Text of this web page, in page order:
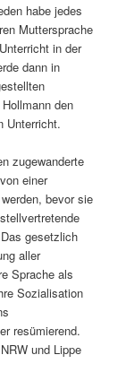
habe jedes
Muttersprache
in der
dann in
den
Unterricht.
zugewanderte
einer
bevor sie
gesetzlich
aller
Sprache als
Sozialisation
resümierend.
und Lippe